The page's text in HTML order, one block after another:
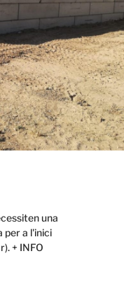
una
per a l'inici
+ INFO